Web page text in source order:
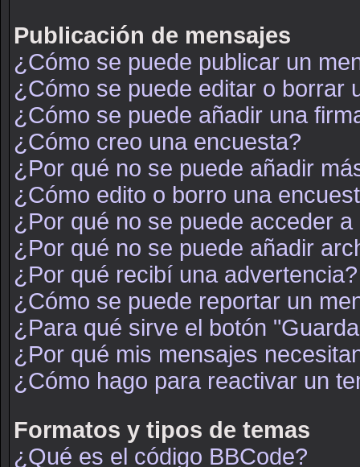
Publicación de mensajes
¿Cómo se puede publicar un
¿Cómo se puede editar o borrar
¿Cómo se puede añadir una
¿Cómo creo una encuesta?
¿Por qué no se puede añadir
¿Cómo edito o borro una
¿Por qué no se puede acceder a
¿Por qué no se puede añadir
¿Por qué recibí una advertencia?
¿Cómo se puede reportar un
¿Para qué sirve el botón
¿Por qué mis mensajes
¿Cómo hago para reactivar un
Formatos y tipos de temas
¿Qué es el código BBCode?